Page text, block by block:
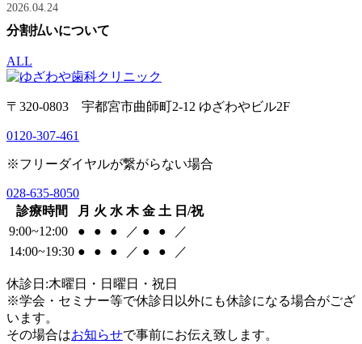
2026.04.24
分割払いについて
ALL
〒320-0803 宇都宮市曲師町2-12 ゆざわやビル2F
0120-307-461
※フリーダイヤルが繋がらない場合
028-635-8050
診療時間
月 火 水 木 金 土 日/祝
9:00~12:00
● ● ● ／ ● ●
／
14:00~19:30 ● ● ● ／ ● ● ／
休診日:木曜日・日曜日・祝日
※学会・セミナー等で休診日以外にも休診になる場合がござ
います。
その場合はお知らせで事前にお伝え致します。